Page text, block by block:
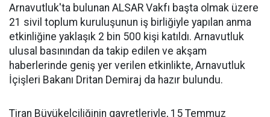
Arnavutluk'ta bulunan ALSAR Vakfı başta olmak üzere
21 sivil toplum kuruluşunun iş birliğiyle yapılan anma
etkinliğine yaklaşık 2 bin 500 kişi katıldı. Arnavutluk
ulusal basınından da takip edilen ve akşam
haberlerinde geniş yer verilen etkinlikte, Arnavutluk
İçişleri Bakanı Dritan Demiraj da hazır bulundu.
Tiran Büyükelçiliğinin gayretleriyle, 15 Temmuz